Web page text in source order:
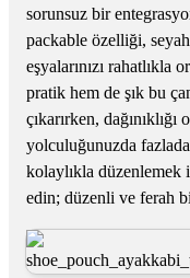
sorunsuz bir
packable özelliği,
eşyalarınızı rahatlıkla
pratik hem de şık bu
çıkarırken,
yolculuğunuzda
kolaylıkla düzenlemek
edin; düzenli ve ferah